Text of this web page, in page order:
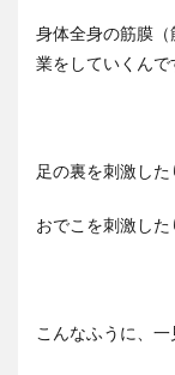
身体全身の筋膜
業をしていくんで
足の裏を刺激した
おでこを刺激した
こんなふうに、